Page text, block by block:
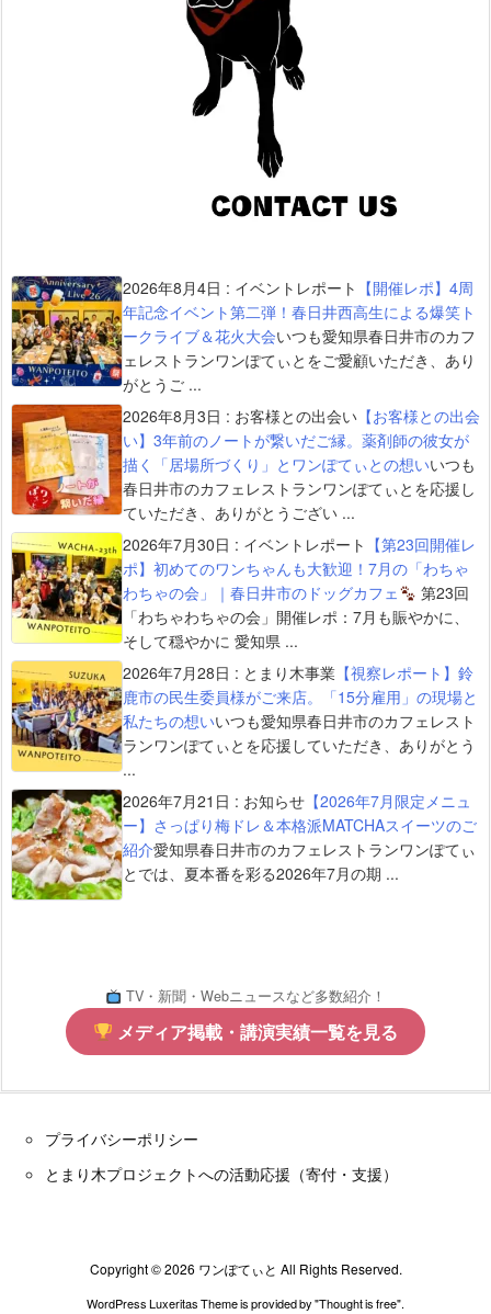
2026年8月4日 : イベントレポート 【開催レポ】4周
年記念イベント第二弾！春日井西高生による爆笑ト
ークライブ＆花火大会いつも愛知県春日井市のカフ
ェレストランワンぽてぃとをご愛顧いただき、あり
がとうご ...
2026年8月3日 : お客様との出会い 【お客様との出会
い】3年前のノートが繋いだご縁。薬剤師の彼女が
描く「居場所づくり」とワンぽてぃとの想いいつも
春日井市のカフェレストランワンぽてぃとを応援し
ていただき、ありがとうござい ...
2026年7月30日 : イベントレポート 【第23回開催レ
ポ】初めてのワンちゃんも大歓迎！7月の「わちゃ
わちゃの会」｜春日井市のドッグカフェ
第23回
「わちゃわちゃの会」開催レポ：7月も賑やかに、
そして穏やかに 愛知県 ...
2026年7月28日 : とまり木事業 【視察レポート】鈴
鹿市の民生委員様がご来店。「15分雇用」の現場と
私たちの想いいつも愛知県春日井市のカフェレスト
ランワンぽてぃとを応援していただき、ありがとう
...
2026年7月21日 : お知らせ 【2026年7月限定メニュ
ー】さっぱり梅ドレ＆本格派MATCHAスイーツのご
紹介愛知県春日井市のカフェレストランワンぽてぃ
とでは、夏本番を彩る2026年7月の期 ...
TV・新聞・Webニュースなど多数紹介！
メディア掲載・講演実績一覧を見る
プライバシーポリシー
とまり木プロジェクトへの活動応援（寄付・支援）
Copyright ©2026 ワンぽてぃと All Rights Reserved.
WordPress Luxeritas Theme is provided by "Thought is free".